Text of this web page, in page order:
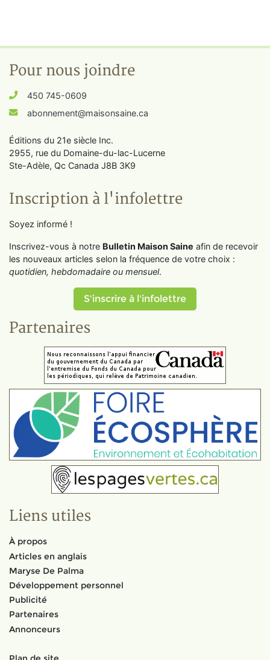
Pour nous joindre
450 745-0609
abonnement@maisonsaine.ca
Éditions du 21e siècle Inc.
2955, rue du Domaine-du-lac-Lucerne
Ste-Adèle, Qc Canada J8B 3K9
Inscription à l'infolettre
Soyez informé !
Inscrivez-vous à notre Bulletin Maison Saine afin de recevoir
les nouveaux articles selon la fréquence de votre choix :
quotidien, hebdomadaire ou mensuel.
S'inscrire à l'infolettre
Partenaires
Liens utiles
À propos
Articles en anglais
Maryse De Palma
Développement personnel
Publicité
Partenaires
Annonceurs